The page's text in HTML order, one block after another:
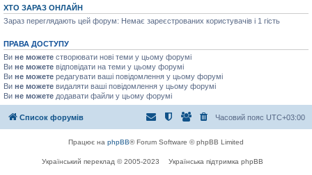
ХТО ЗАРАЗ ОНЛАЙН
Зараз переглядають цей форум: Немає зареєстрованих користувачів і 1 гість
ПРАВА ДОСТУПУ
Ви не можете створювати нові теми у цьому форумі
Ви не можете відповідати на теми у цьому форумі
Ви не можете редагувати ваші повідомлення у цьому форумі
Ви не можете видаляти ваші повідомлення у цьому форумі
Ви не можете додавати файли у цьому форумі
Список форумів Часовий пояс UTC+03:00
Працює на phpBB® Forum Software © phpBB Limited
Український переклад © 2005-2023 Українська підтримка phpBB